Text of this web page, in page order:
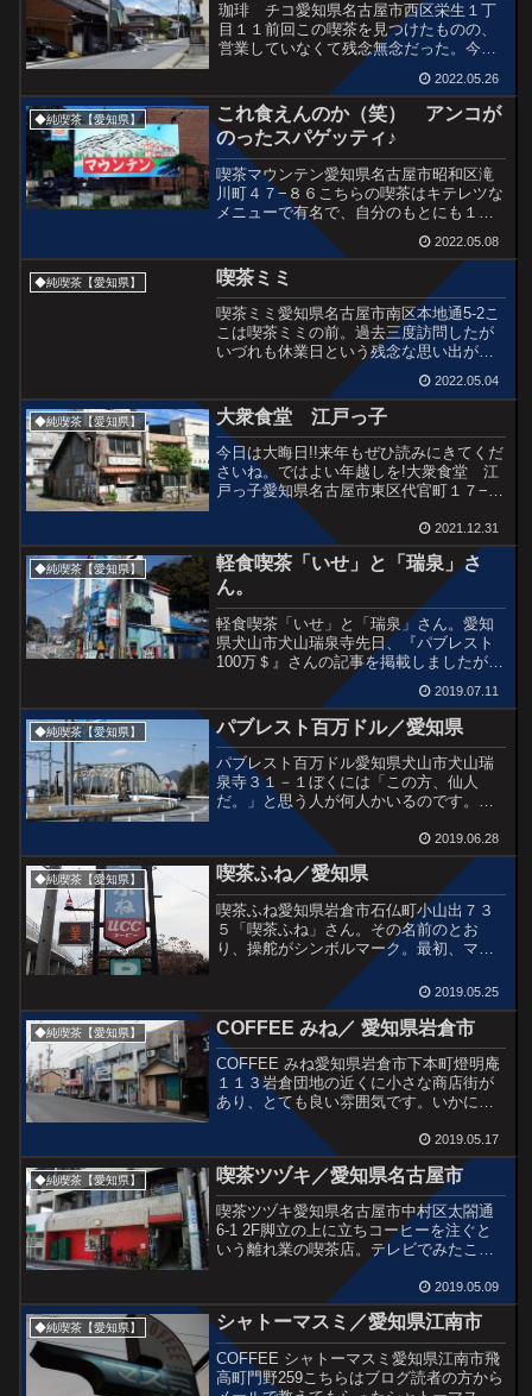
珈琲 チコ愛知県名古屋市西区栄生１丁
目１１前回この喫茶を見つけたものの、
営業していなくて残念無念だった。今回
はそのリベンジ。店に近づいたけど、は
たしてやっているかなー??? ドキドキ。
ドア全開! やってまーす♪やっぱりなんて
可愛い外観!いざ...
2022.05.26
◆純喫茶【愛知県】
これ食えんのか（笑） アンコが
のったスパゲッティ♪
喫茶マウンテン愛知県名古屋市昭和区滝
川町４７−８６こちらの喫茶はキテレツな
メニューで有名で、自分のもとにも１０
年前からブログ読者さんから情報をいた
だいておりました。ただ、自分がツボに
感じる古～い喫茶の雰囲気ではないと思
ったため未訪問のまま。...
2022.05.08
◆純喫茶【愛知県】 喫茶ミミ
喫茶ミミ愛知県名古屋市南区本地通5-2こ
こは喫茶ミミの前。過去三度訪問したが
いづれも休業日という残念な思い出があ
る。でも今回は・・・やっている!ただ、
なんかハトたちでたいへんなことになっ
ているぞ・・・(^^;。ハトたちはまったり
していて動く...
2022.05.04
◆純喫茶【愛知県】 大衆食堂 江戸っ子
今日は大晦日!!来年もぜひ読みにきてくだ
さいね。ではよい年越しを!大衆食堂 江
戸っ子愛知県名古屋市東区代官町１７−１
０名古屋市の高岳駅と車道駅の中間付近
で寄った食堂『江戸っ子』。木造モルタ
ルの雰囲気、いいなぁ。「めし」と書か
れた看板が嬉しい...
2021.12.31
◆純喫茶【愛知県】
軽食喫茶「いせ」と「瑞泉」さ
ん。
軽食喫茶「いせ」と「瑞泉」さん。愛知
県犬山市犬山瑞泉寺先日、『パブレスト
100万＄』さんの記事を掲載しましたが、
実は大きな心残りもあるんです。それは
100万＄さんのすぐ並びにあった二つの喫
茶。都合で入れなかったんですよね
ぇ・・・。どんなお店...
2019.07.11
◆純喫茶【愛知県】 パブレスト百万ドル／愛知県
パブレスト百万ドル愛知県犬山市犬山瑞
泉寺３１－１ぼくには「この方、仙人
だ。」と思う人が何人かいるのです。自
分には到達できないレベルのエネルギー
を持った方々といいましょうか。たとえ
ば、蒲田にあった元・喫茶サンゴのマス
ター。閉店後もたまに魂が呼...
2019.06.28
◆純喫茶【愛知県】 喫茶ふね／愛知県
喫茶ふね愛知県岩倉市石仏町小山出７３
５「喫茶ふね」さん。その名前のとお
り、操舵がシンボルマーク。最初、ママ
さんの名前が「フネ」さんかと思いまし
たが、船のことのようです。以前も書い
たことありますが、壁の一部にこういう
石の壁があるの大好き。まさ...
2019.05.25
◆純喫茶【愛知県】 COFFEE みね／ 愛知県岩倉市
COFFEE みね愛知県岩倉市下本町燈明庵
１１３岩倉団地の近くに小さな商店街が
あり、とても良い雰囲気です。いかにも
土着で良い喫茶店がありそうな場所。
Google mapさんから写真拝借すると、岩
倉団地はこんな感じに並んでいます。そ
して左上に...
2019.05.17
◆純喫茶【愛知県】 喫茶ツヅキ／愛知県名古屋市
喫茶ツヅキ愛知県名古屋市中村区太閤通
6-1 2F脚立の上に立ちコーヒーを注ぐと
いう離れ業の喫茶店。テレビでみたこと
がありいつか行きたいと思っていたお店
です。名古屋駅からも近いところでし
た。あれ!?案外新しいお店なのかな。い
やいや創業77年っ...
2019.05.09
◆純喫茶【愛知県】 シャトーマスミ／愛知県江南市
COFFEE シャトーマスミ愛知県江南市飛
高町門野259こちらはブログ読者の方から